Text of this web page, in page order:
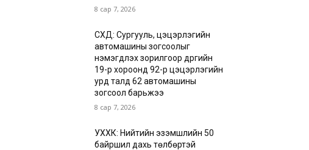
8 сар 7, 2026
СХД: Сургууль, цэцэрлэгийн
автомашины зогсоолыг
нэмэгдүүлэх зорилгоор дүүргийн
19-р хороонд 92-р цэцэрлэгийн
урд талд 62 автомашины
зогсоол барьжээ
8 сар 7, 2026
УХХК: Нийтийн эзэмшлийн 50
байршил дахь төлбөртэй